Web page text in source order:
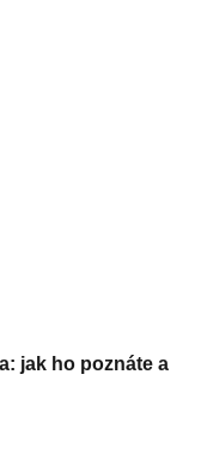
jak ho poznáte a